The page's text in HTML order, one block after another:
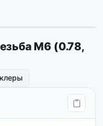
M6 (0.78,